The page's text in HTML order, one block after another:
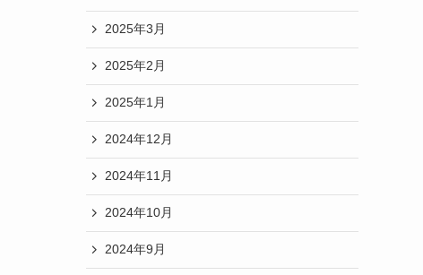
2025年3月
2025年2月
2025年1月
2024年12月
2024年11月
2024年10月
2024年9月